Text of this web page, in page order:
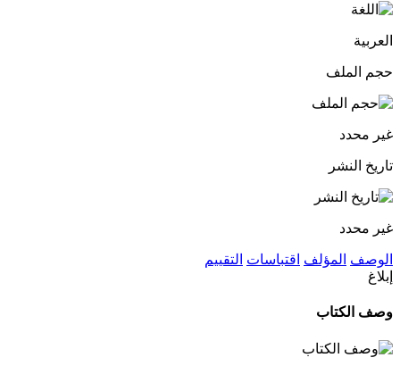
العربية
حجم الملف
غير محدد
تاريخ النشر
غير محدد
الوصف المؤلف اقتباسات التقييم
إبلاغ
وصف الكتاب